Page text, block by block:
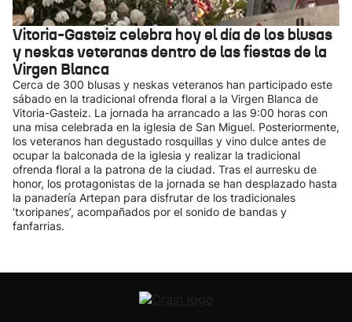
Vitoria-Gasteiz celebra hoy el día de los blusas
y neskas veteranas dentro de las fiestas de la
Virgen Blanca
Cerca de 300 blusas y neskas veteranos han participado este
sábado en la tradicional ofrenda floral a la Virgen Blanca de
Vitoria-Gasteiz. La jornada ha arrancado a las 9:00 horas con
una misa celebrada en la iglesia de San Miguel. Posteriormente,
los veteranos han degustado rosquillas y vino dulce antes de
ocupar la balconada de la iglesia y realizar la tradicional
ofrenda floral a la patrona de la ciudad. Tras el aurresku de
honor, los protagonistas de la jornada se han desplazado hasta
la panadería Artepan para disfrutar de los tradicionales
‘txoripanes’, acompañados por el sonido de bandas y
fanfarrias.